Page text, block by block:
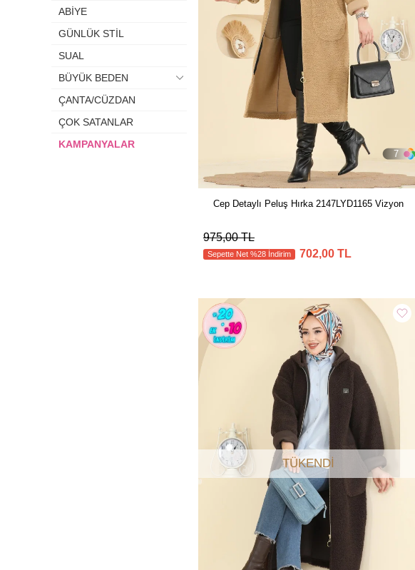
ABİYE
GÜNLÜK STİL
SUAL
BÜYÜK BEDEN
ÇANTA/CÜZDAN
ÇOK SATANLAR
KAMPANYALAR
7
Cep Detaylı Peluş Hırka 2147LYD1165 Vizyon
975,00 TL
Sepette Net %28 İndirim 702,00 TL
TÜKENDI